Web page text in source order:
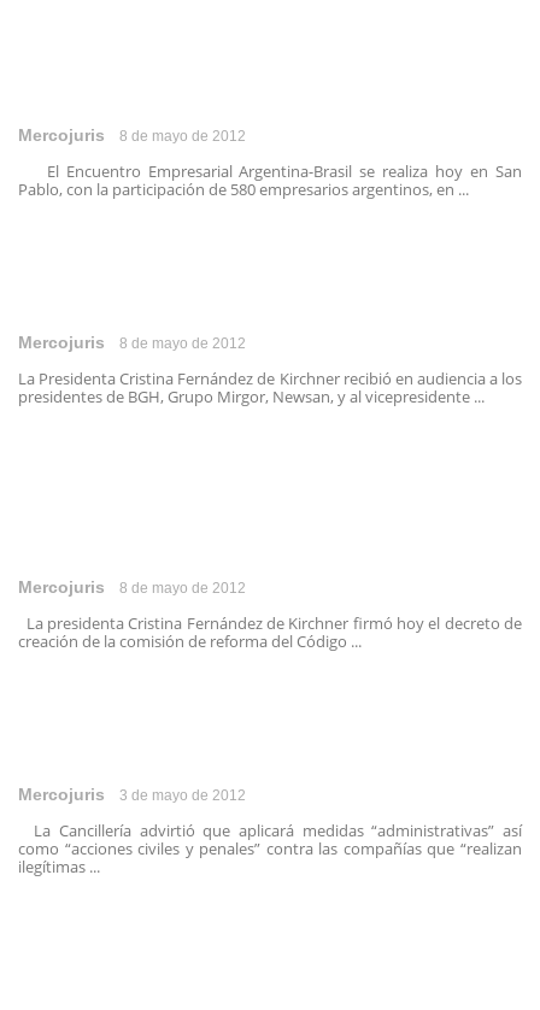
Mercojuris 8 de mayo de 2012
El Encuentro Empresarial Argentina-Brasil se realiza hoy en San
Pablo, con la participación de 580 empresarios argentinos, en ...
Mercojuris 8 de mayo de 2012
La Presidenta Cristina Fernández de Kirchner recibió en audiencia a los
presidentes de BGH, Grupo Mirgor, Newsan, y al vicepresidente ...
Mercojuris 8 de mayo de 2012
La presidenta Cristina Fernández de Kirchner firmó hoy el decreto de
creación de la comisión de reforma del Código ...
Mercojuris 3 de mayo de 2012
La Cancillería advirtió que aplicará medidas “administrativas” así
como “acciones civiles y penales” contra las compañías que “realizan
ilegítimas ...